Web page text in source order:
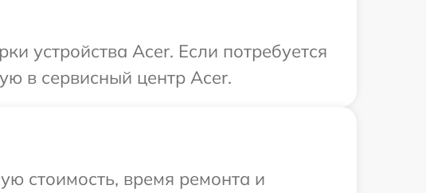
устройства Acer. Если потребуется
в сервисный центр Acer.
стоимость, время ремонта и